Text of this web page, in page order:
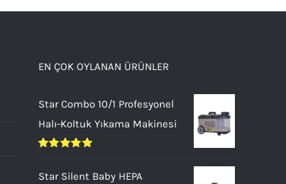
EN ÇOK OYLANAN ÜRÜNLER
Star Combo 10/1 Profesyonel
Halı-Koltuk Yıkama Makinesi
5.00 oy aldı
Star Silent Baby HEPA